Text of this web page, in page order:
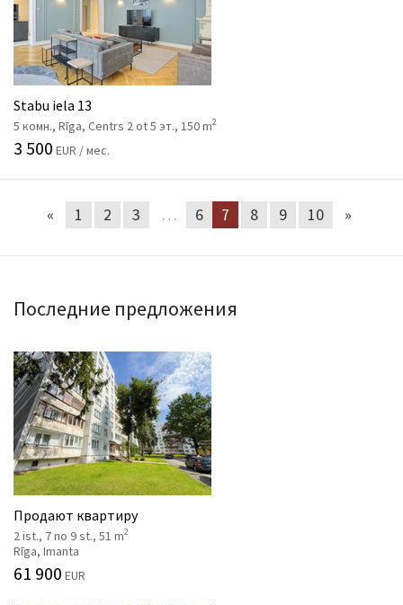
Stabu iela 13
5 комн., Rīga, Centrs 2 ot 5 эт., 150 m2
3 500 EUR / мес.
« 1 2 3 … 6 7 8 9 10 »
Последние предложения
Продают квартиру
2 ist., 7 no 9 st., 51 m2
Rīga, Imanta
61 900 EUR